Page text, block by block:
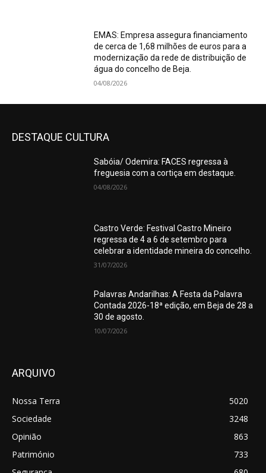
EMAS: Empresa assegura financiamento
de cerca de 1,68 milhões de euros para a
modernização da rede de distribuição de
água do concelho de Beja.
04/08/2026
DESTAQUE CULTURA
Sabóia/ Odemira: FACES regressa à
freguesia com a cortiça em destaque.
04/08/2026
Castro Verde: Festival Castro Mineiro
regressa de 4 a 6 de setembro para
celebrar a identidade mineira do concelho.
31/07/2026
Palavras Andarilhas: A Festa da Palavra
Contada 2026-18ª edição, em Beja de 28 a
30 de agosto.
10/07/2026
ARQUIVO
Nossa Terra
5020
Sociedade
3248
Opinião
863
Património
733